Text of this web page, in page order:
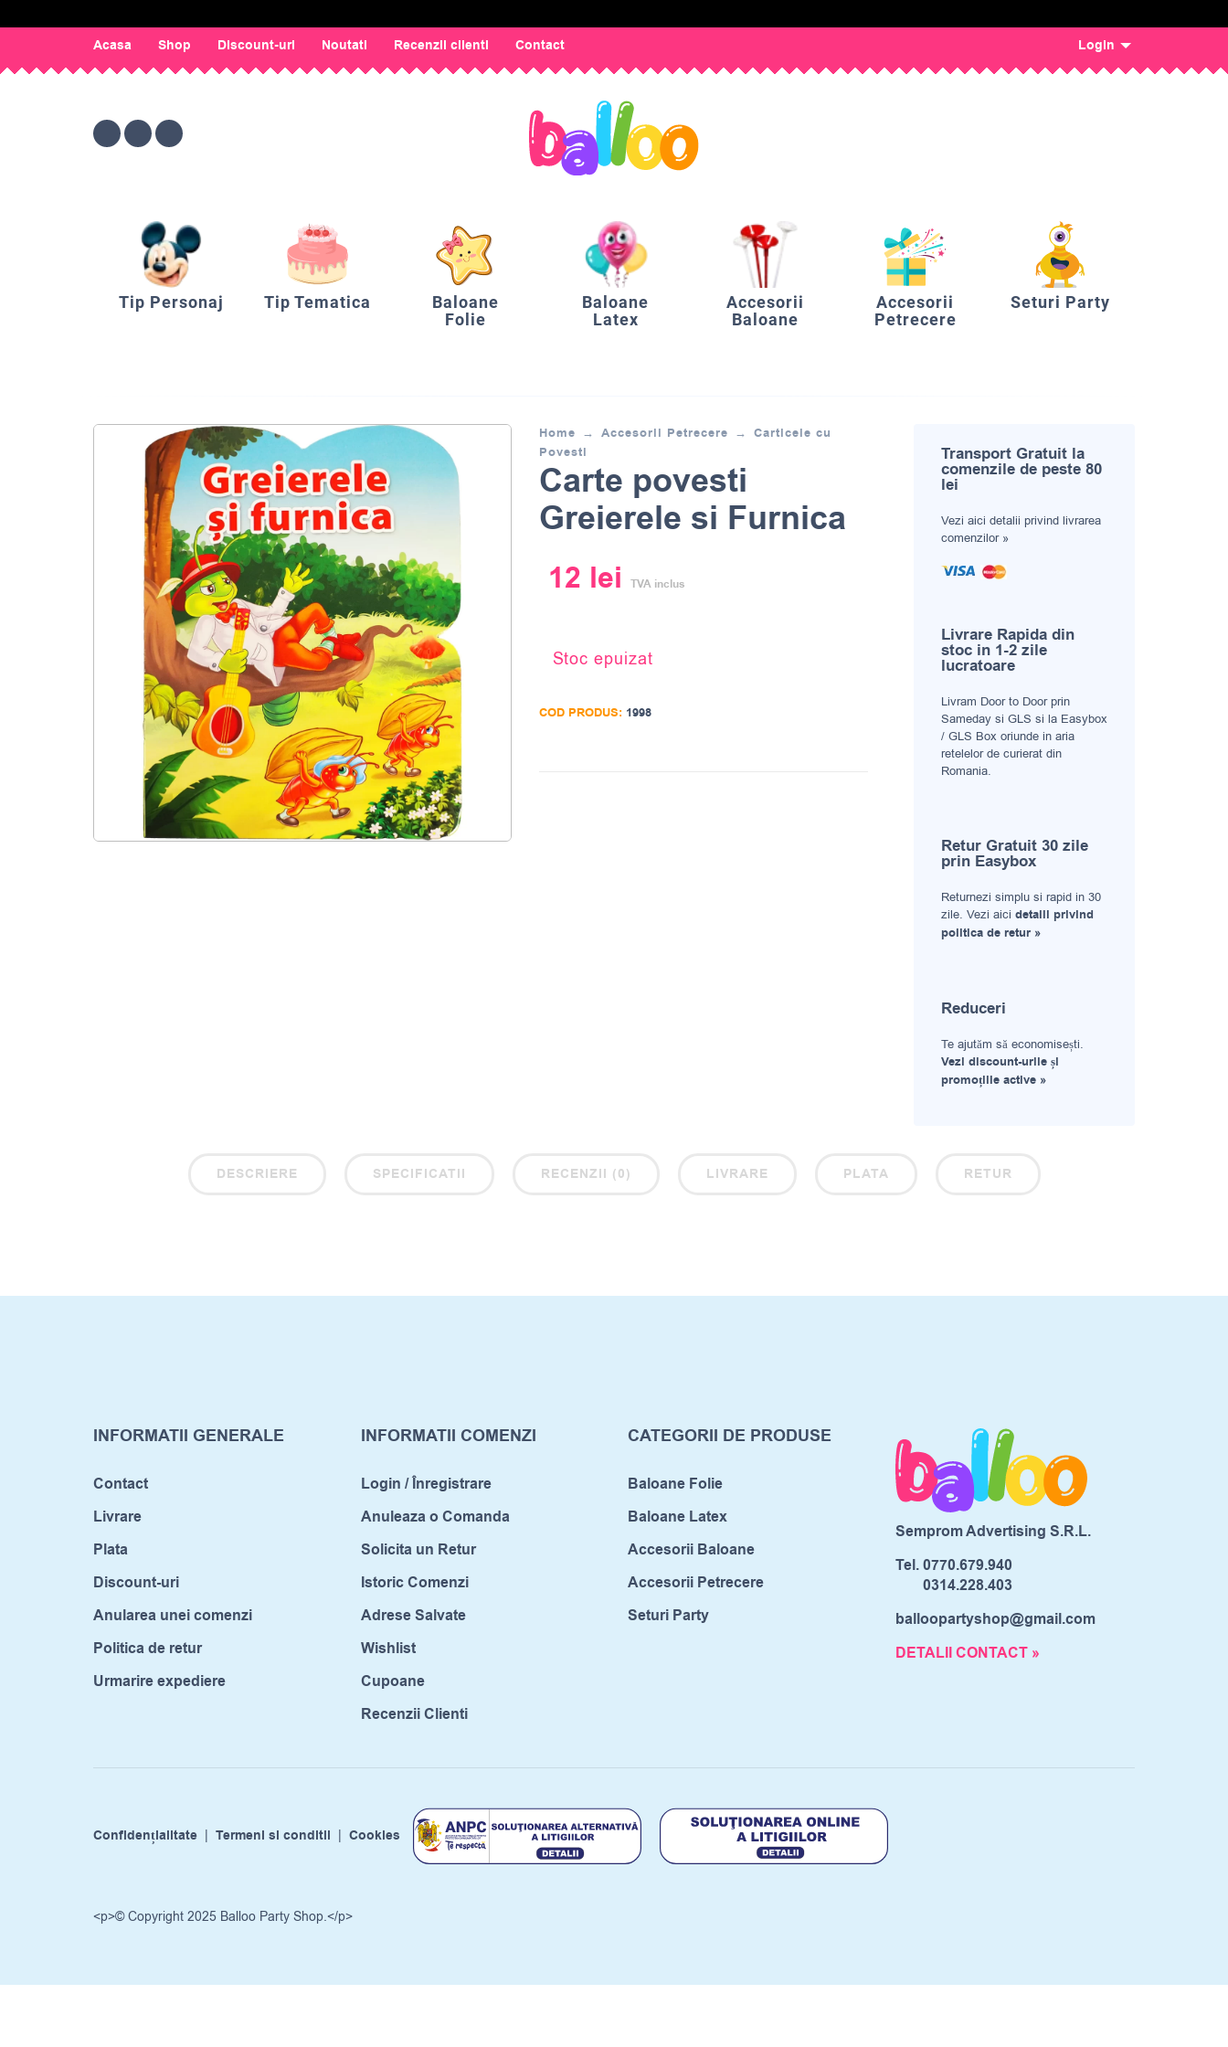
Acasa Shop Discount-uri Noutati Recenzii clienti Contact Login
Tip Personaj Tip Tematica
Baloane
Folie
Baloane
Latex
Accesorii
Baloane
Accesorii
Petrecere
Seturi Party
Home Accesorii Petrecere
Carticele cu
Povesti
Carte povesti
Greierele si Furnica
12 lei TVA inclus
Stoc epuizat
COD PRODUS: 1998
Transport Gratuit la
comenzile de peste 80
lei
Vezi aici detalii privind livrarea
comenzilor »
Livrare Rapida din
stoc in 1-2 zile
lucratoare
Livram Door to Door prin
Sameday si GLS si la Easybox
/ GLS Box oriunde in aria
retelelor de curierat din
Romania.
Retur Gratuit 30 zile
prin Easybox
Returnezi simplu si rapid in 30
zile. Vezi aici detalii privind
politica de retur »
Reduceri
Te ajutăm să economisești.
Vezi discount-urile și
promoțiile active »
DESCRIERE SPECIFICATII RECENZII (0) LIVRARE PLATA RETUR
INFORMATII GENERALE
Contact
Livrare
Plata
Discount-uri
Anularea unei comenzi
Politica de retur
Urmarire expediere
INFORMATII COMENZI
Login / Înregistrare
Anuleaza o Comanda
Solicita un Retur
Istoric Comenzi
Adrese Salvate
Wishlist
Cupoane
Recenzii Clienti
CATEGORII DE PRODUSE
Baloane Folie
Baloane Latex
Accesorii Baloane
Accesorii Petrecere
Seturi Party
Semprom Advertising S.R.L.
Tel.0770.679.940
0314.228.403
balloopartyshop@gmail.com
DETALII CONTACT »
Confidențialitate | Termeni si conditii | Cookies
<p>© Copyright 2025 Balloo Party Shop.</p>